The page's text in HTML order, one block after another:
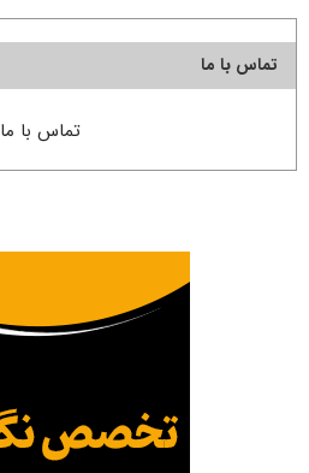
تماس با ما
تماس با ما